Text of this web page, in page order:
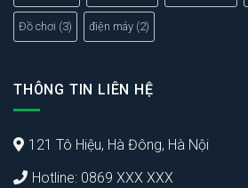
Đồ chơi (3) điện máy (2)
THÔNG TIN LIÊN HỆ
121 Tô Hiệu, Hà Đông, Hà Nội
Hotline: 0869 XXX XXX